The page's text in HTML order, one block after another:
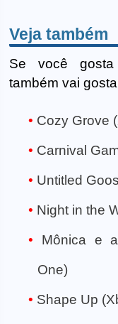
Veja também
Se você gosta
também vai
Cozy Grove
Carnival
Untitled
Night in the
Mônica e
One)
Shape Up